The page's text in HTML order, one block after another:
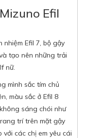
Efil
Efil 7, bộ gậy
tạo nên những trải
nữ.
mình sắc tím chủ
màu sắc ở Efil 8
sáng chói như
trí trên mặt gậy
với các chị em yêu cái